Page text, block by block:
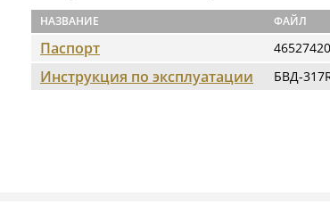
НАЗВАНИЕ ФАЙЛ
Паспорт
Инструкция по эксплуатации БВД-